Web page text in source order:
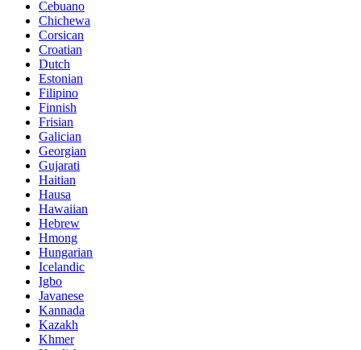
Cebuano
Chichewa
Corsican
Croatian
Dutch
Estonian
Filipino
Finnish
Frisian
Galician
Georgian
Gujarati
Haitian
Hausa
Hawaiian
Hebrew
Hmong
Hungarian
Icelandic
Igbo
Javanese
Kannada
Kazakh
Khmer